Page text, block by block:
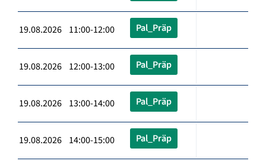
19.08.2026 11:00-12:00 Pal_Präp
19.08.2026 12:00-13:00 Pal_Präp
19.08.2026 13:00-14:00 Pal_Präp
19.08.2026 14:00-15:00 Pal_Präp